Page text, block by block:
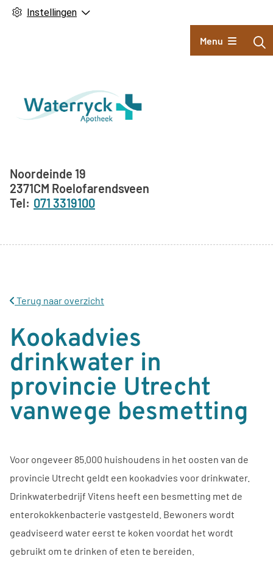
Instellingen
Hoofdmenu
Menu
Adresgegevens
Noordeinde 19
2371CM Roelofarendsveen
071 3319100
Terug naar overzicht
Kookadvies
drinkwater in
provincie Utrecht
vanwege besmetting
Voor ongeveer 85.000 huishoudens in het oosten van de
provincie Utrecht geldt een kookadvies voor drinkwater.
Drinkwaterbedrijf Vitens heeft een besmetting met de
enterokokkenbacterie vastgesteld. Bewoners wordt
geadviseerd water eerst te koken voordat het wordt
gebruikt om te drinken of eten te bereiden.